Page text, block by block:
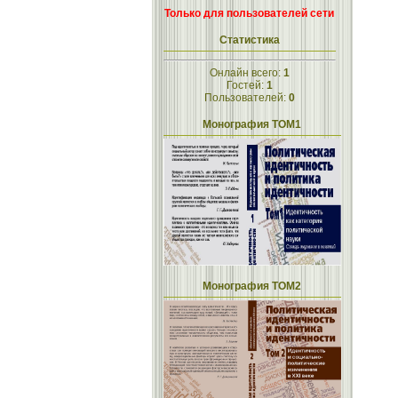
Только для пользователей сети
Статистика
Онлайн всего: 1
Гостей: 1
Пользователей: 0
Монография ТОМ1
Монография ТОМ2